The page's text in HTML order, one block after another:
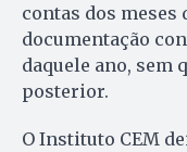
contas dos meses
documentação
daquele ano, sem
posterior.
O Instituto CEM